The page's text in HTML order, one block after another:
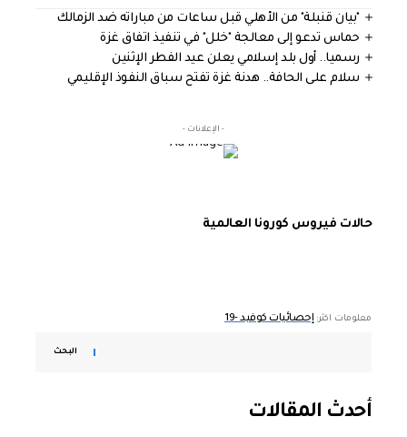
"بيان قنبلة" من الأهلي قبل ساعات من مباراته ضد الزمالك
حماس تدعو إلى معالجة "خلل" في تنفيذ اتفاق غزة
رسميا.. أول بلد إسلامي يعلن عيد الفطر الإثنين
سلام على الحافة.. هدنة غزة تفتح سباق النفوذ الإقليمي
- الإعلانات -
حالات فيروس كورونا العالمية
معلومات اكثر: إحصائيات كوفيد -19
البحث
أحدث المقالات